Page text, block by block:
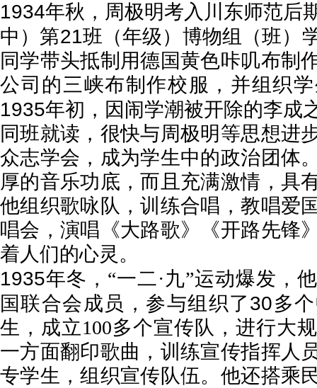
1934年秋，周极明考入川东师范后
中）第21班（年级）博物组（班）
同学带头抵制用德国黄色咔叽布制
公司的三峡布制作校服，并组织
1935年初，因闹学潮被开除的李成
同班就读，很快与周极明等思想进
众志学会，成为学生中的政治团体
厚的音乐功底，而且充满激情，具
他组织歌咏队，训练合唱，教唱爱
唱会，演唱《大路歌》《开路先锋
着人们的心灵。
1935年冬，“一二·九”运动爆发，
国联合会成员，参与组织了30多
生，成立100多个宣传队，进行大
一方面翻印歌曲，训练宣传指挥人
专学生，组织宣传队伍。他还搭乘